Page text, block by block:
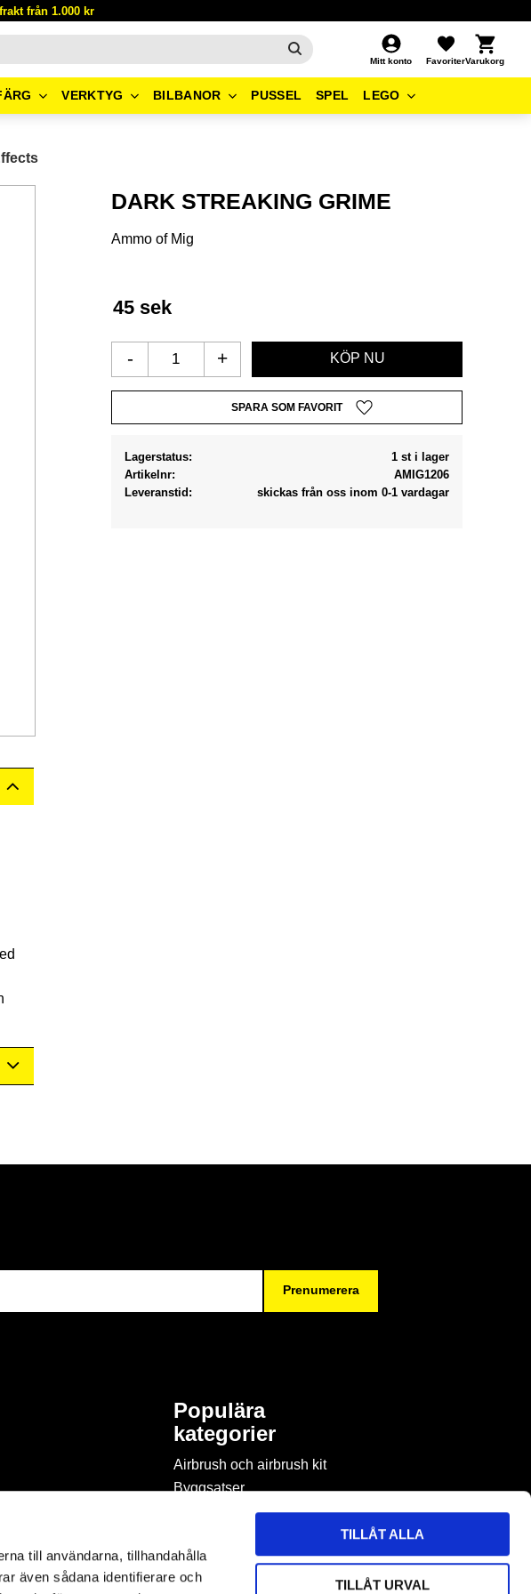
till användarna, tillhandahålla
även sådana identifierare och
TILLÅT ALLA
TILLÅT URVAL
från 1.000 kr
Mitt konto
Favoriter
Kundvagn
VERKTYG BILBANOR PUSSEL SPEL LEGO
DARK STREAKING GRIME
Ammo of Mig
45 sek
+
-
Lägg till i favoriter
Lagerstatus
1 st i lager
Artikelnr
AMIG1206
Leveranstid
skickas från oss inom 0-1 vardagar
Prenumerera
Populära
kategorier
Airbrush och airbrush kit
Byggsatser
Böcker & tidningar om
Byggmaterial
Figurspel